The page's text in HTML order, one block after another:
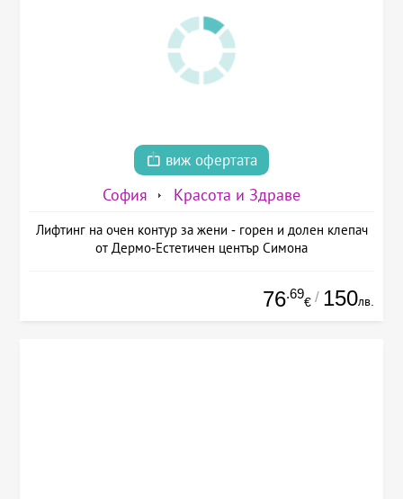
виж офертата
София Красота и Здраве
Лифтинг на очен контур за жени - горен и долен клепач
от Дермо-Естетичен център Симона
76.69
€ / 150лв.